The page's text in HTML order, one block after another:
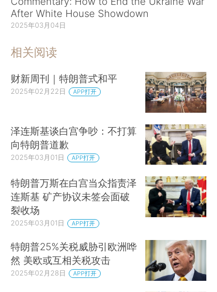
After White House Showdown
2025年03月04日
相关阅读
财新周刊｜特朗普式和平
2025年02月22日 APP打开
泽连斯基谈白宫争吵：不打算
向特朗普道歉
2025年03月01日 APP打开
特朗普万斯在白宫当众指责泽
连斯基 矿产协议未签会面破
裂收场
2025年03月01日 APP打开
特朗普25%关税威胁引欧洲哗
然 美欧或互相关税攻击
2025年02月28日 APP打开